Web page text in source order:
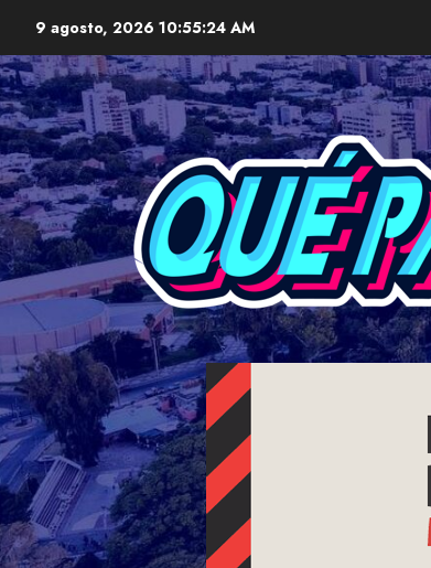
content
9 agosto, 2026 10:55:26 AM